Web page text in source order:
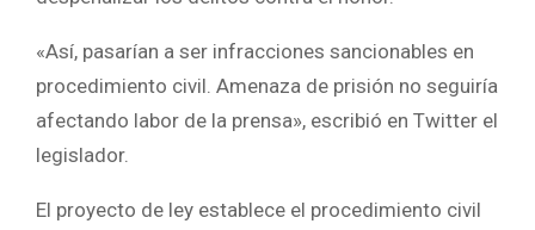
«Así, pasarían a ser infracciones sancionables en
procedimiento civil. Amenaza de prisión no seguiría
afectando labor de la prensa», escribió en Twitter el
legislador.
El proyecto de ley establece el procedimiento civil